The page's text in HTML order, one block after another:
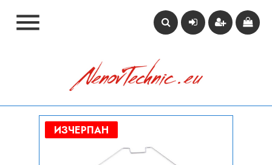

ИЗЧЕРПАН